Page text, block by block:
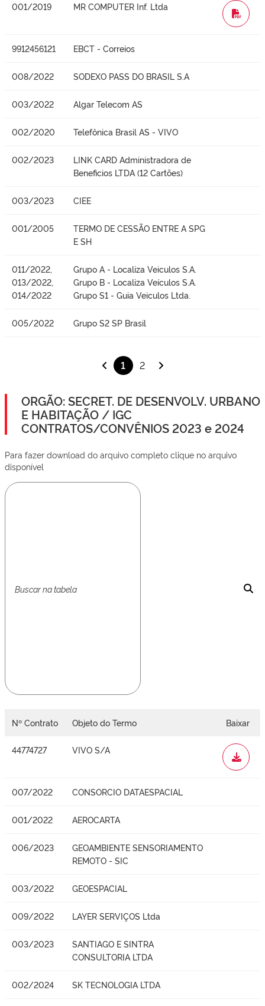
001/2019 MR COMPUTER Inf. Ltda
WORD
9912456121 EBCT - Correios
008/2022 SODEXO PASS DO BRASIL S.A
003/2022 Algar Telecom AS
002/2020 Telefônica Brasil AS - VIVO
002/2023
LINK CARD Administradora de
Beneficios LTDA (12 Cartões)
003/2023 CIEE
001/2005
TERMO DE CESSÃO ENTRE A SPG
E SH
011/2022,
013/2022,
014/2022
Grupo A - Localiza Veiculos S.A.
Grupo B - Localiza Veículos S.A.
Grupo S1 - Guia Veiculos Ltda.
005/2022 Grupo S2 SP Brasil
1 2
ORGÃO: SECRET. DE DESENVOLV. URBANO
E HABITAÇÃO / IGC
CONTRATOS/CONVÊNIOS 2023 e 2024
Para fazer download do arquivo completo clique no arquivo
disponível
Nº Contrato Objeto do Termo Baixar
44774727 VIVO S/A
WORD
007/2022 CONSORCIO DATAESPACIAL
001/2022 AEROCARTA
006/2023
GEOAMBIENTE SENSORIAMENTO
REMOTO - SIC
003/2022 GEOESPACIAL
009/2022 LAYER SERVIÇOS Ltda
003/2023
SANTIAGO E SINTRA
CONSULTORIA LTDA
002/2024 SK TECNOLOGIA LTDA